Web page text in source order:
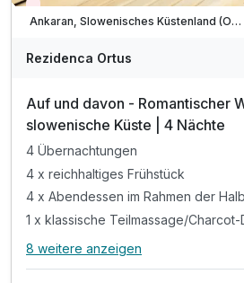
Wieder frei ab September
Ankaran, Slowenisches Küstenland (Obalno-kraska)
Rezidenca Ortus
Auf und davon - Romantischer
slowenische Küste | 4 Nächte
4 Übernachtungen
4 x reichhaltiges Frühstück
4 x Abendessen im Rahmen der
1 x klassische Teilmassage/Charcot-
Alle Inklusivleistungen
8 weitere anzeigen